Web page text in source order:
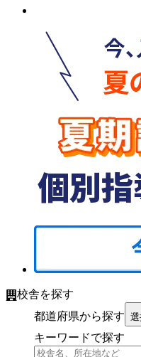
校舎を探す
都道府県から探す
キーワードで探す